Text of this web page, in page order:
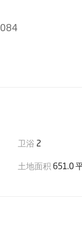
卫浴 2
土地面积 651.0